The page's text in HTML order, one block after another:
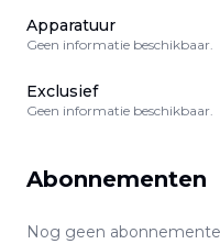
Apparatuur
Geen informatie beschikbaar.
Exclusief
Geen informatie beschikbaar.
Abonnementen
Nog geen